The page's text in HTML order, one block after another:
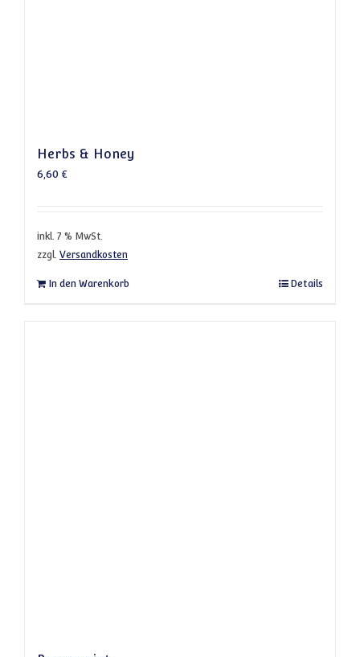
Herbs & Honey
6,60 €
inkl. 7 % MwSt.
zzgl. Versandkosten
In den Warenkorb Details